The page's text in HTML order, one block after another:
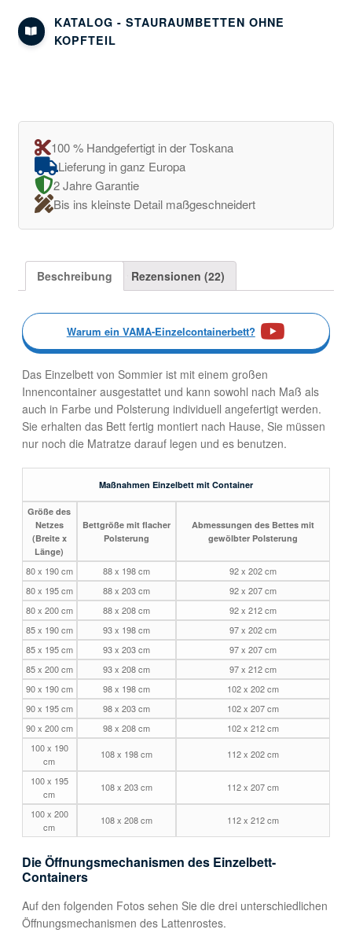
KATALOG - STAURAUMBETTEN OHNE
KOPFTEIL
100 % Handgefertigt in der Toskana
Lieferung in ganz Europa
2 Jahre Garantie
Bis ins kleinste Detail maßgeschneidert
Beschreibung Rezensionen (22)
Warum ein VAMA-Einzelcontainerbett?
Das Einzelbett von Sommier ist mit einem großen
Innencontainer ausgestattet und kann sowohl nach Maß als
auch in Farbe und Polsterung individuell angefertigt werden.
Sie erhalten das Bett fertig montiert nach Hause, Sie müssen
nur noch die Matratze darauf legen und es benutzen.
Maßnahmen Einzelbett mit Container
Größe des
Netzes
(Breite x
Länge)
Bettgröße mit flacher
Polsterung
Abmessungen des Bettes mit
gewölbter Polsterung
80 x 190 cm 88 x 198 cm
92 x 202 cm
80 x 195 cm
88 x 203 cm
92 x 207 cm
80 x 200 cm
88 x 208 cm
92 x 212 cm
85 x 190 cm
93 x 198 cm
97 x 202 cm
85 x 195 cm
93 x 203 cm
97 x 207 cm
85 x 200 cm
93 x 208 cm
97 x 212 cm
90 x 190 cm
98 x 198 cm
102 x 202 cm
90 x 195 cm
98 x 203 cm
102 x 207 cm
90 x 200 cm
98 x 208 cm
102 x 212 cm
100 x 190
cm
108 x 198 cm 112 x 202 cm
100 x 195
cm
108 x 203 cm 112 x 207 cm
100 x 200
cm
108 x 208 cm 112 x 212 cm
Die Öffnungsmechanismen des Einzelbett-
Containers
Auf den folgenden Fotos sehen Sie die drei unterschiedlichen
Öffnungsmechanismen des Lattenrostes.